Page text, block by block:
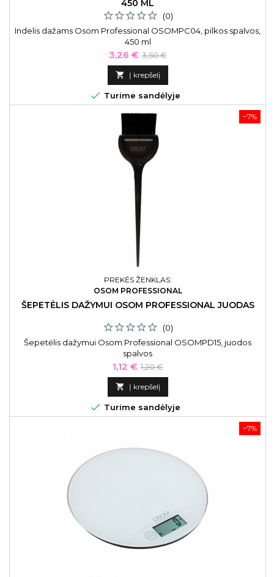
450 ML
(0)
Indelis dažams Osom Professional OSOMPC04, pilkos spalvos,
450 ml
Kaina
3,26 € Bazinė
kaina
3,50 €
 Į krepšelį
 Turime sandėlyje
−7%
PREKĖS ŽENKLAS:
OSOM PROFESSIONAL
ŠEPETĖLIS DAŽYMUI OSOM PROFESSIONAL JUODAS
(0)
Šepetėlis dažymui Osom Professional OSOMPD15, juodos
spalvos
Kaina
1,12 € Bazinė
kaina
1,20 €
 Į krepšelį
 Turime sandėlyje
−7%